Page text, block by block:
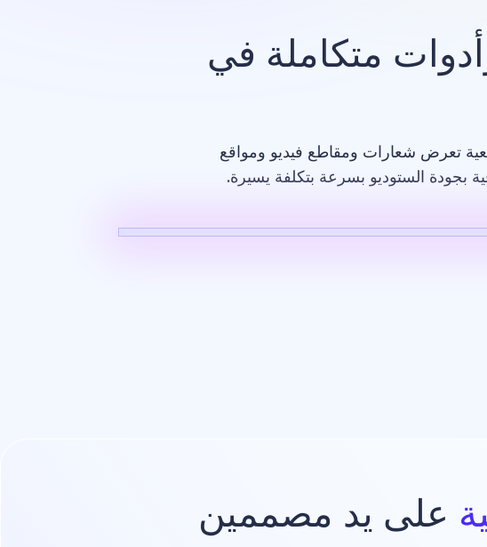
متكاملة في
تعرض شعارات ومقاطع فيديو ومواقع
بجودة الستوديو بسرعة بتكلفة يسيرة.
على يد مصممين